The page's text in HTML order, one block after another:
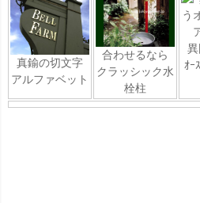
真鍮の切文字
アルファベット
合わせるなら
クラッシック水
栓柱
ｵｰ